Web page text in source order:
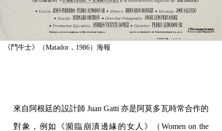
《鬥牛士》（Matador，1986）海報
來自阿根廷的設計師 Juan Gatti 亦是阿莫多瓦時常合作的
對象，例如《瀕臨崩潰邊緣的女人》（Women on the